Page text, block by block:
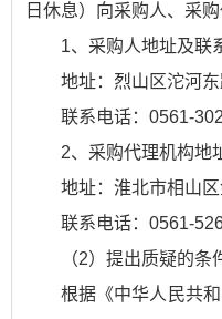
日休息）向采购人、采
1、采购人地址及联
地址：烈山区沱河
联系电话：0561-
2、采购代理机构地
地址：淮北市相山
联系电话：0561-
（2）提出质疑的条
根据《中华人民共